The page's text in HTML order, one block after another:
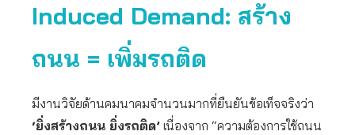
Induced Demand: สร้าง
ถนน = เพิ่มรถติด
มีงานวิจัยด้านคมนาคมจำนวนมากที่ยืนยันข้อเท็จจริงว่า
‘ยิ่งสร้างถนน ยิ่งรถติด’ เนื่องจาก “ความต้องการใช้ถนน